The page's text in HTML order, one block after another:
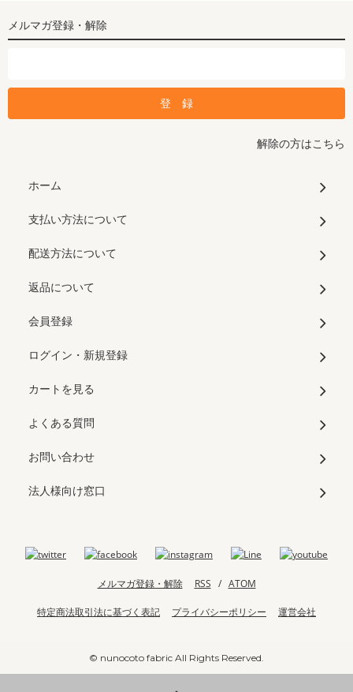
メルマガ登録・解除
解除の方はこちら
ホーム
支払い方法について
配送方法について
返品について
会員登録
ログイン・新規登録
カートを見る
よくある質問
お問い合わせ
法人様向け窓口
メルマガ登録・解除 RSS / ATOM
特定商法取引法に基づく表記 プライバシーポリシー 運営会社
© nunocoto fabric All Rights Reserved.